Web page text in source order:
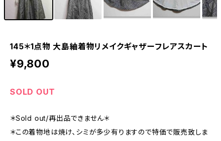
145＊1点物 大島紬着物リメイクギャザーフレアスカート
¥9,800
SOLD OUT
＊Sold out/再出品できません＊
＊この着物地は焼け、シミが多少有りますので特価で販売致しま